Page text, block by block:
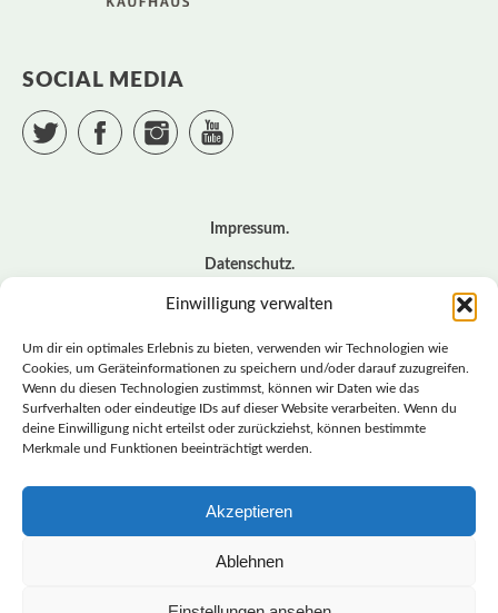
Einwilligung verwalten
Um dir ein optimales Erlebnis zu bieten, verwenden wir Technologien wie
Cookies, um Geräteinformationen zu speichern und/oder darauf zuzugreifen.
Wenn du diesen Technologien zustimmst, können wir Daten wie das
Surfverhalten oder eindeutige IDs auf dieser Website verarbeiten. Wenn du
deine Einwilligung nicht erteilst oder zurückziehst, können bestimmte
Merkmale und Funktionen beeinträchtigt werden.
Akzeptieren
Ablehnen
SOCIAL MEDIA
Twitter Facebook Instagram
Impressum
Datenschutz
Cookie – Richtlinie (EU)
© BASISDEMOKRATISCHE PARTEI DEUTSCHLAND *
LANDESVERBAND SACHSEN
LANDESVERBAND
SACHSEN | DIEBASIS